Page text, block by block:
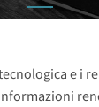
e i